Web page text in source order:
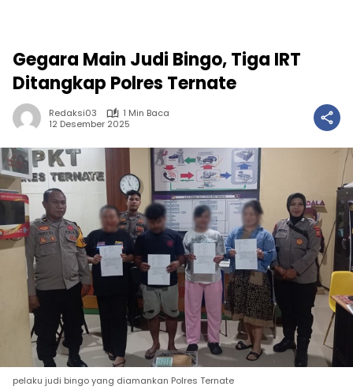
Gegara Main Judi Bingo, Tiga IRT
Ditangkap Polres Ternate
Redaksi03
1 Min Baca
12 Desember 2025
pelaku judi bingo yang diamankan Polres Ternate